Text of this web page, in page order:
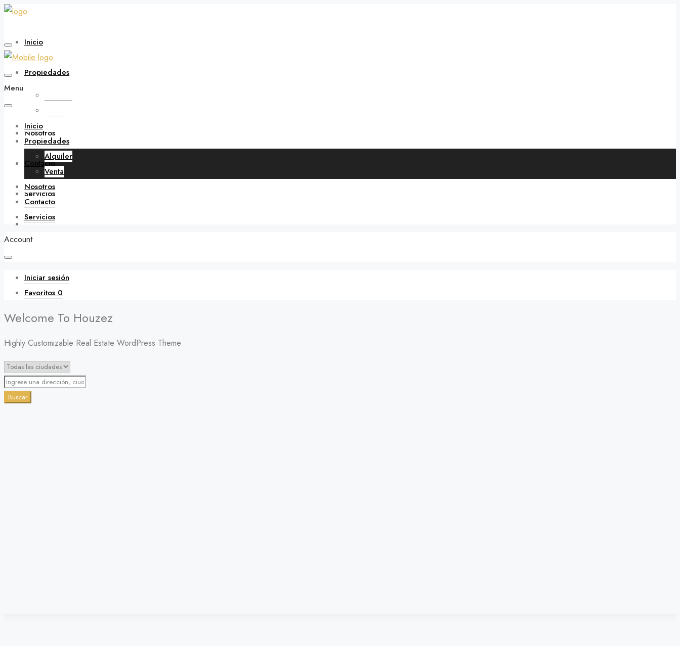
Inicio
Propiedades
Nosotros
Contacto
Servicios
Menu
Inicio
Propiedades
Alquiler
Venta
Nosotros
Contacto
Servicios
Account
Iniciar sesión
Favoritos 0
Welcome To Houzez
Highly Customizable Real Estate WordPress Theme
Buscar